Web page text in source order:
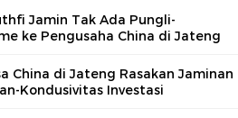
Jamin Tak Ada Pungli-
ke Pengusaha China di Jateng
China di Jateng Rasakan Jaminan
Kondusivitas Investasi